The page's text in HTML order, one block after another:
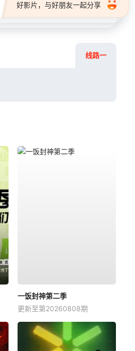
好影片，与好朋友一起分享
线路一
一饭封神第二季
更新至第20260808期